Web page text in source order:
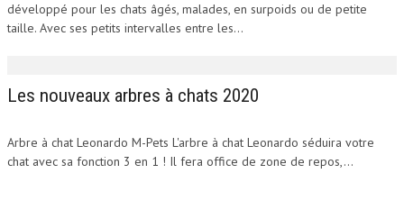
développé pour les chats âgés, malades, en surpoids ou de petite
taille. Avec ses petits intervalles entre les...
Les nouveaux arbres à chats 2020
Arbre à chat Leonardo M-Pets L'arbre à chat Leonardo séduira votre
chat avec sa fonction 3 en 1 ! Il fera office de zone de repos,...